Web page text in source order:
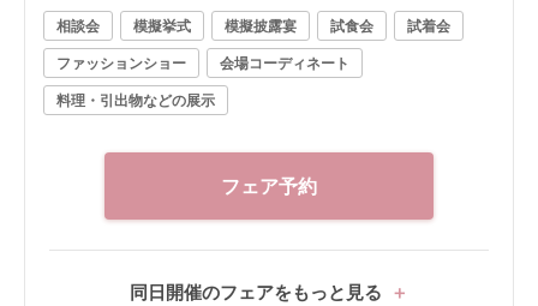
体験
相談会 模擬挙式 模擬披露宴 試食会
試着会
ファッションショー
会場コーディネート
料理・引出物などの展示
フェア予約
同日開催のフェアをもっと見る